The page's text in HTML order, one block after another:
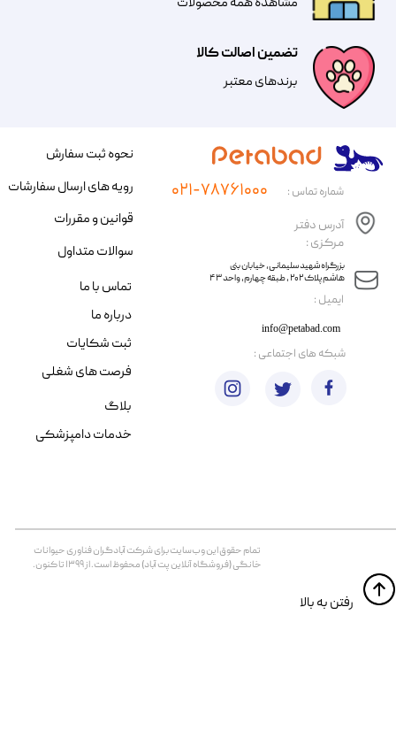
تضمین اصالت کالا
​​برندهای معتبر​​​​​​​
​ایمیل :
آدرس دفتر
مرکزی :
info@petabad.com
​​بزرگراه شهید سلیمانی، خیابان بنی
هاشم پلاک ۲۰۲ ، طبقه چهارم، واحد ۴۳
شماره تماس : ۰۲۱-۷۸۷۶۱۰۰۰
تمام حقوق اين وب‌سايت برای شرکت آبادگران فناوری حیوانات
خانگی (فروشگاه آنلاین پت آباد) محفوظ است. از ۱۳۹۹ تا کنون.
​​رفتن به بالا
نحوه ثبت سفارش
رویه های ارسال سفارشات
قوانین و مقررات
سوالات متداول
تماس با ما
درباره ما
ثبت شکایات
فرصت های شغلی
​شبکه های اجتماعی :
بلاگ
خدمات دامپزشکی